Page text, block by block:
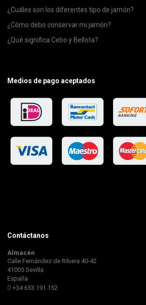
¿Cuáles son los diferentes tipo de jamón?
¿Cómo debo conservar mi jamón?
¿Qué significa Cebo y Bellota?
Medios de pago aceptados
Contáctanos
Almacén
Calle Fernández de Ribera 40-42
41005 Sevilla
España
+34 653.191.152